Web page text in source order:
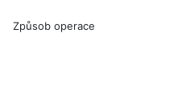
Způsob operace